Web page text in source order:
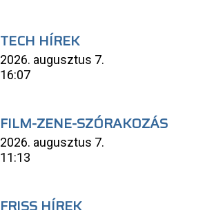
TECH HÍREK
2026. augusztus 7.
16:07
FILM-ZENE-SZÓRAKOZÁS
2026. augusztus 7.
11:13